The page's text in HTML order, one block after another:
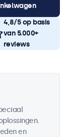
4,8/5 op basis
van 5.000+
reviews
en